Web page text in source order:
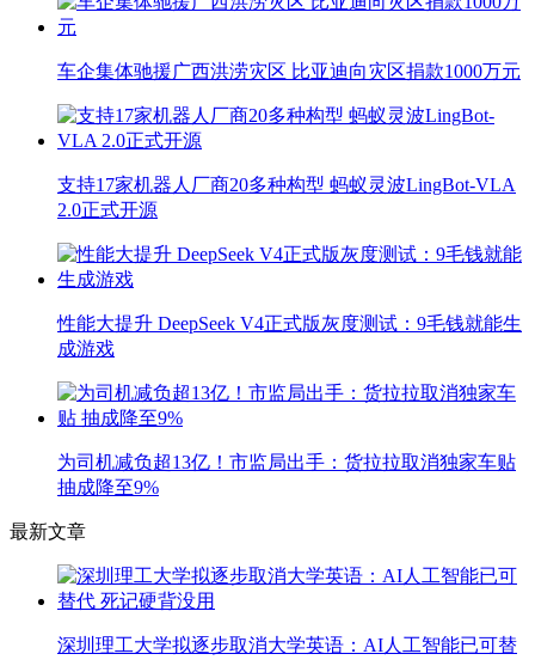
车企集体驰援广西洪涝灾区 比亚迪向灾区捐款1000万元
支持17家机器人厂商20多种构型 蚂蚁灵波LingBot-VLA
2.0正式开源
性能大提升 DeepSeek V4正式版灰度测试：9毛钱就能生
成游戏
为司机减负超13亿！市监局出手：货拉拉取消独家车贴
抽成降至9%
最新文章
深圳理工大学拟逐步取消大学英语：AI人工智能已可替